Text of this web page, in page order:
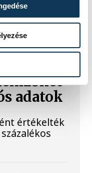
az év
minden
44
hely nyert...
adatok
értékelték